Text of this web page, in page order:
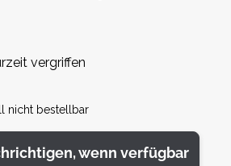
vergriffen
nicht bestellbar
wenn verfügbar